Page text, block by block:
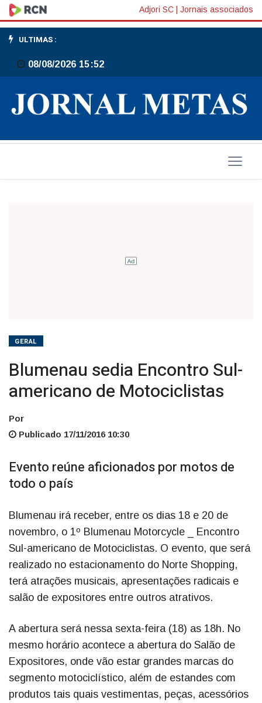
Blumenau
sedia
Encontro
Sul-
americano
de
Adjori SC Jornais associados
ULTIMAS :
08/08/2026 15:52
GERAL
Blumenau sedia Encontro Sul-
americano de Motociclistas
Por
Publicado 17/11/2016 10:30
Evento reúne aficionados por motos de
todo o país
Blumenau irá receber, entre os dias 18 e 20 de
novembro, o 1º Blumenau Motorcycle _ Encontro
Sul-americano de Motociclistas. O evento, que será
realizado no estacionamento do Norte Shopping,
terá atrações musicais, apresentações radicais e
salão de expositores entre outros atrativos.
A abertura será nessa sexta-feira (18) as 18h. No
mesmo horário acontece a abertura do Salão de
Expositores, onde vão estar grandes marcas do
segmento motociclístico, além de estandes com
produtos tais quais vestimentas, peças, acessórios